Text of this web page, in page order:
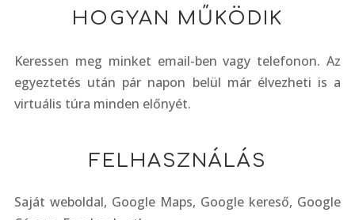
HOGYAN MŰKÖDIK
Keressen meg minket email-ben vagy telefonon. Az
egyeztetés után pár napon belül már élvezheti is a
virtuális túra minden előnyét.
FELHASZNÁLÁS
Saját weboldal, Google Maps, Google kereső, Google